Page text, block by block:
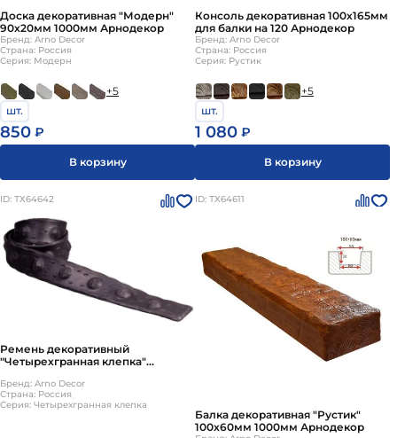
Доска декоративная "Модерн"
90х20мм 1000мм Арнодекор
Бренд: Arno Decor
Страна: Россия
Серия: Модерн
+5
шт.
850 ₽
В корзину
Консоль декоративная 100х165мм
для балки на 120 Арнодекор
Бренд: Arno Decor
Страна: Россия
Серия: Рустик
+5
шт.
1 080 ₽
В корзину
ID: ТХ64642
Ремень декоративный
"Четырехгранная клепка"
Бренд: Arno Decor
Страна: Россия
Серия: Четырехгранная клепка
ID: ТХ64611
Балка декоративная "Рустик"
100х60мм 1000мм Арнодекор